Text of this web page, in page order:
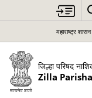
महाराष्ट्र शासन
जिल्हा परिषद
Zilla